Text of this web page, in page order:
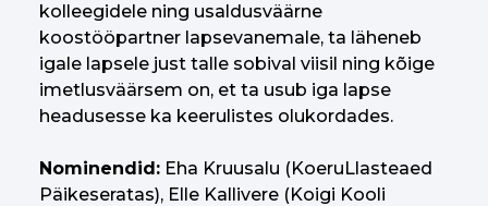
kolleegidele ning usaldusväärne
koostööpartner lapsevanemale, ta läheneb
igale lapsele just talle sobival viisil ning kõige
imetlusväärsem on, et ta usub iga lapse
headusesse ka keerulistes olukordades.
Nominendid: Eha Kruusalu (KoeruLlasteaed
Päikeseratas), Elle Kallivere (Koigi Kooli